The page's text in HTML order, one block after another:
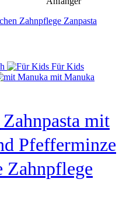
Für Kids
mit Manuka
mit
Pfefferminze
Zahnpflege